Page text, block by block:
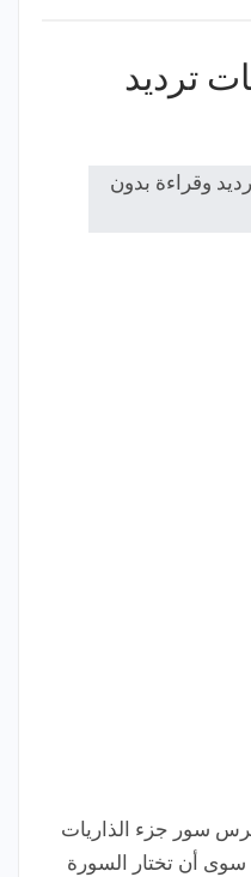
ترديد
سور جزء الذاريات
سوى أن تختار السورة